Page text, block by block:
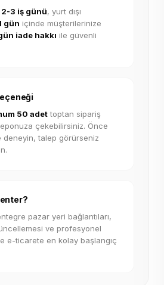
3 iş günü, yurt dışı
gün içinde müşterilerinize
iade hakkı ile güvenli
50 adettoptan sipariş
çekebilirsiniz. Önce
deneyin, talep görürseniz
pazar yeri bağlantıları,
ve profesyonel
e-ticarete en kolay başlangıç